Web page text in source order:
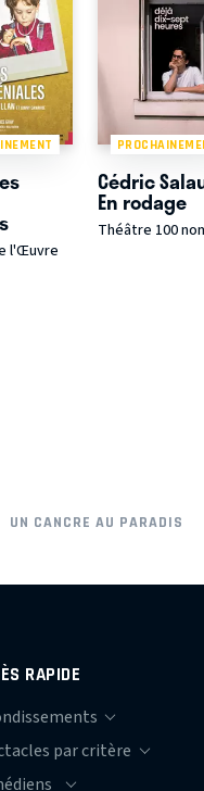
l'Œuvre
Cédric
En rodage
Théâtre 100
UN CANCRE AU PARADIS
RAPIDE